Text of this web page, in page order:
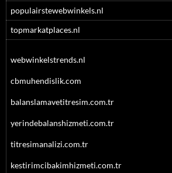
populairstewebwinkels.nl
topmarkatplaces.nl
webwinkelstrends.nl
cbmuhendislik.com
balanslamavetitresim.com.tr
yerindebalanshizmeti.com.tr
titresimanalizi.com.tr
kestirimcibakimhizmeti.com.tr